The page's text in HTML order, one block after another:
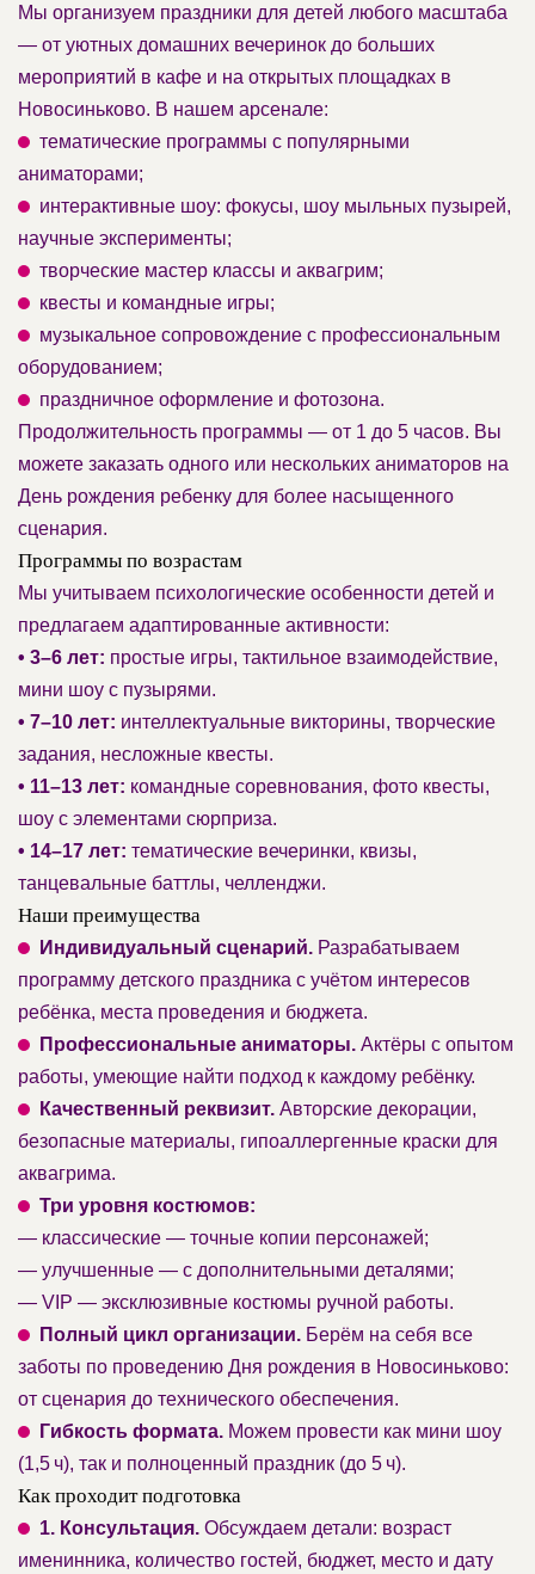
Мы организуем праздники для детей любого масштаба
— от уютных домашних вечеринок до больших
мероприятий в кафе и на открытых площадках в
Новосиньково. В нашем арсенале:
тематические программы с популярными
аниматорами;
интерактивные шоу: фокусы, шоу мыльных пузырей,
научные эксперименты;
творческие мастер классы и аквагрим;
квесты и командные игры;
музыкальное сопровождение с профессиональным
оборудованием;
праздничное оформление и фотозона.
Продолжительность программы — от 1 до 5 часов. Вы
можете заказать одного или нескольких аниматоров на
День рождения ребенку для более насыщенного
сценария.
Программы по возрастам
Мы учитываем психологические особенности детей и
предлагаем адаптированные активности:
• 3–6 лет: простые игры, тактильное взаимодействие,
мини шоу с пузырями.
• 7–10 лет: интеллектуальные викторины, творческие
задания, несложные квесты.
• 11–13 лет: командные соревнования, фото квесты,
шоу с элементами сюрприза.
• 14–17 лет: тематические вечеринки, квизы,
танцевальные баттлы, челленджи.
Наши преимущества
Индивидуальный сценарий. Разрабатываем
программу детского праздника с учётом интересов
ребёнка, места проведения и бюджета.
Профессиональные аниматоры. Актёры с опытом
работы, умеющие найти подход к каждому ребёнку.
Качественный реквизит. Авторские декорации,
безопасные материалы, гипоаллергенные краски для
аквагрима.
Три уровня костюмов:
— классические — точные копии персонажей;
— улучшенные — с дополнительными деталями;
— VIP — эксклюзивные костюмы ручной работы.
Полный цикл организации. Берём на себя все
заботы по проведению Дня рождения в Новосиньково:
от сценария до технического обеспечения.
Гибкость формата. Можем провести как мини шоу
(1,5 ч), так и полноценный праздник (до 5 ч).
Как проходит подготовка
1. Консультация. Обсуждаем детали: возраст
именинника, количество гостей, бюджет, место и дату